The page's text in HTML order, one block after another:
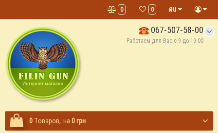
0
0
067-507-58-00
Работаем для Вас с 9 до 19:00
0 Tоваров, на 0 грн